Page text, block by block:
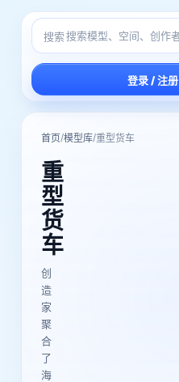
搜索
登录 / 注册
首页/模型库/重型货车
重
型
货
车
创
造
家
聚
合
了
海